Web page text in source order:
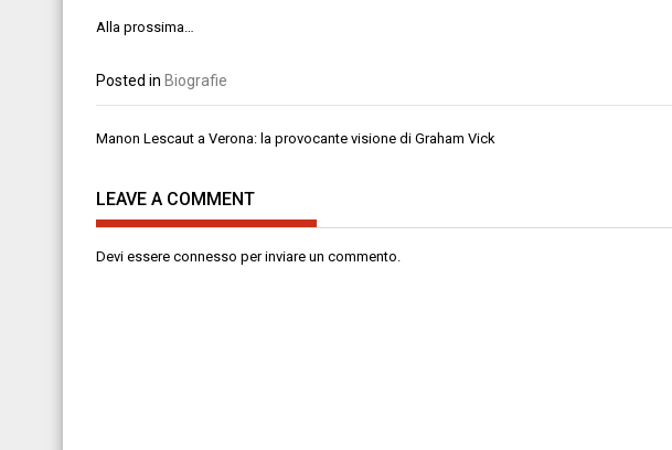
Alla prossima…
Posted in Biografie
Navigazione
Manon Lescaut a Verona: la provocante visione di Graham Vick
LEAVE A COMMENT
Devi essere connesso per inviare un commento.